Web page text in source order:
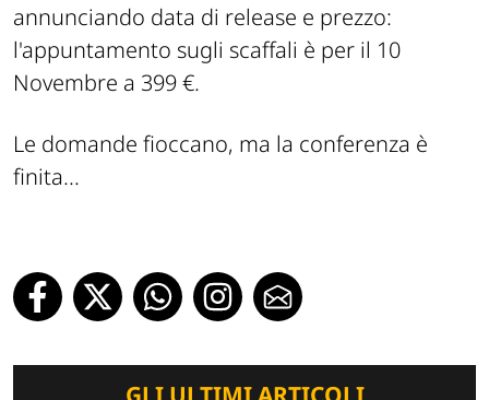
annunciando data di release e prezzo:
l'appuntamento sugli scaffali è per il 10
Novembre a 399 €.
Le domande fioccano, ma la conferenza è
finita...